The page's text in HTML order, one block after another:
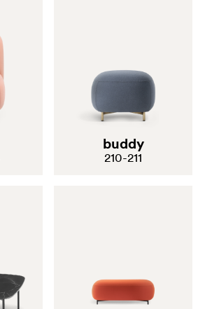
buddy
210-211